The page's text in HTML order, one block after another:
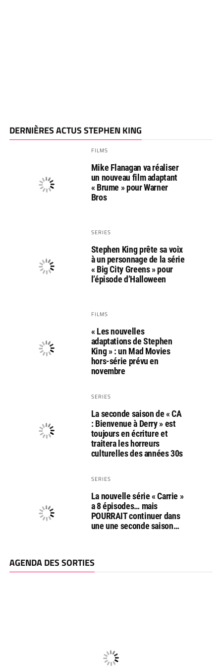
DERNIÈRES ACTUS STEPHEN KING
FILMS
Mike Flanagan va réaliser
un nouveau film adaptant
« Brume » pour Warner
Bros
SERIES
Stephen King prête sa voix
à un personnage de la série
« Big City Greens » pour
l’épisode d’Halloween
FILMS
« Les nouvelles
adaptations de Stephen
King » : un Mad Movies
hors-série prévu en
novembre
SERIES
La seconde saison de « CA
: Bienvenue à Derry » est
toujours en écriture et
traitera les horreurs
culturelles des années 30s
SERIES
La nouvelle série « Carrie »
a 8 épisodes… mais
POURRAIT continuer dans
une une seconde saison…
AGENDA DES SORTIES